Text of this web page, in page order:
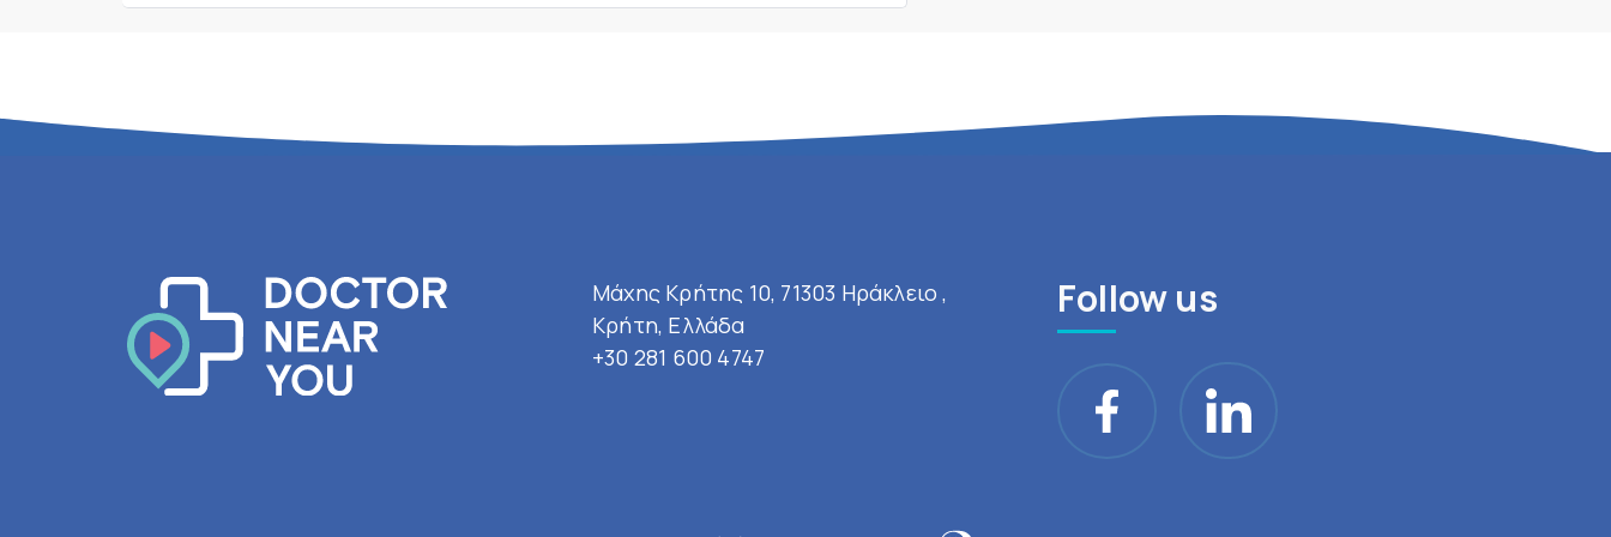
Μάχης Κρήτης 10, 71303 Ηράκλειο ,
Κρήτη, Ελλάδα
+30 281 600 4747
Follow us